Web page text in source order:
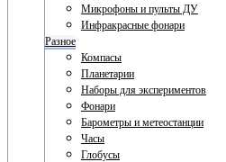
Микрофоны и пульты ДУ
Инфракрасные фонари
Разное
Компасы
Планетарии
Наборы для экспериментов
Фонари
Барометры и метеостанции
Часы
Глобусы